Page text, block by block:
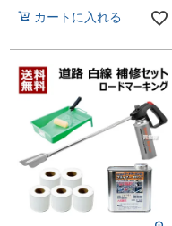
カートに入れる